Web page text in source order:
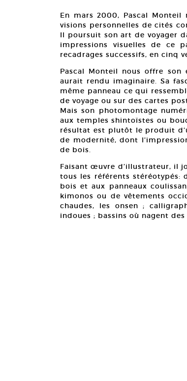
En mars 2000, Pascal
visions personnelles de cités
Il poursuit son art de voyager
impressions visuelles de ce
recadrages successifs, en cinq
Pascal Monteil nous offre
aurait rendu imaginaire. Sa
même panneau ce qui
de voyage ou sur des cartes
Mais son photomontage
aux temples shintoïstes ou
résultat est plutôt le produit
de modernité, dont
de bois.
Faisant œuvre d’illustrateur, il
tous les référents stéréotypés:
bois et aux panneaux
kimonos ou de vêtements
chaudes, les onsen ;
indoues ; bassins où nagent